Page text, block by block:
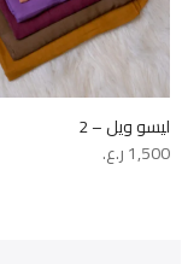
ليسو ويل – 2
1,500ر.ع.